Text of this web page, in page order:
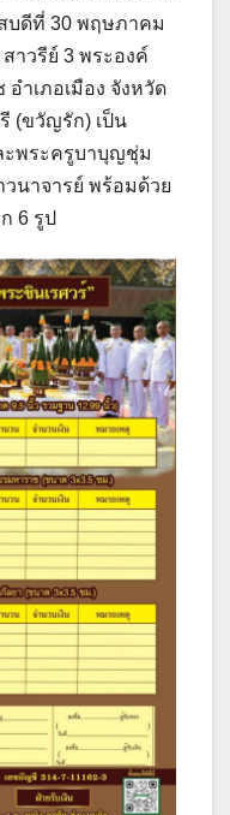
บดีที่ 30 พฤษภาคม
าวรีย์ 3 พระองค์
อำเภอเมือง จังหวัด
(ขวัญรัก) เป็น
ะพระครูบาบุญชุ่ม
นาจารย์ พร้อมด้วย
6 รูป